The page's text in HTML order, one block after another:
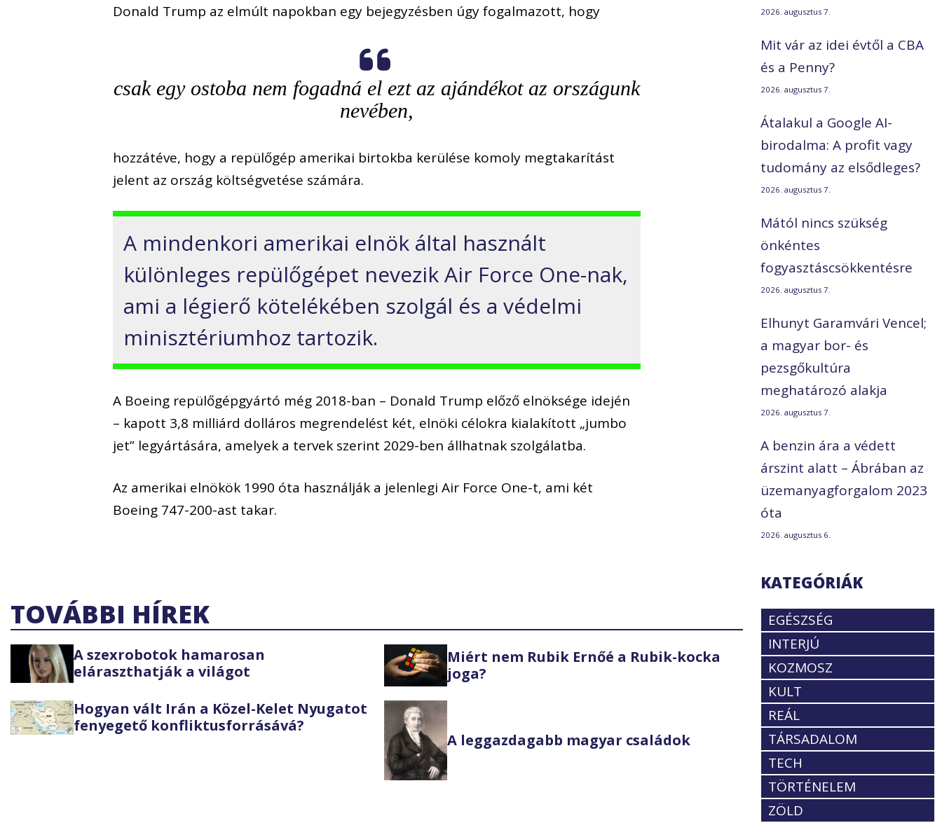
Donald Trump az elmúlt napokban egy bejegyzésben úgy fogalmazott, hogy
csak egy ostoba nem fogadná el ezt az ajándékot az országunk
nevében,
hozzátéve, hogy a repülőgép amerikai birtokba kerülése komoly megtakarítást
jelent az ország költségvetése számára.
A mindenkori amerikai elnök által használt
különleges repülőgépet nevezik Air Force One-nak,
ami a légierő kötelékében szolgál és a védelmi
minisztériumhoz tartozik.
A Boeing repülőgépgyártó még 2018-ban – Donald Trump előző elnöksége idején
– kapott 3,8 milliárd dolláros megrendelést két, elnöki célokra kialakított „jumbo
jet” legyártására, amelyek a tervek szerint 2029-ben állhatnak szolgálatba.
Az amerikai elnökök 1990 óta használják a jelenlegi Air Force One-t, ami két
Boeing 747-200-ast takar.
TOVÁBBI HÍREK
A szexrobotok hamarosan
eláraszthatják a világot
Miért nem Rubik Ernőé a Rubik-kocka
joga?
Hogyan vált Irán a Közel-Kelet Nyugatot
fenyegető konfliktusforrásává?
A leggazdagabb magyar családok
2026. augusztus 7.
Mit vár az idei évtől a CBA
és a Penny?
2026. augusztus 7.
Átalakul a Google AI-
birodalma: A profit vagy
tudomány az elsődleges?
2026. augusztus 7.
Mától nincs szükség
önkéntes
fogyasztáscsökkentésre
2026. augusztus 7.
Elhunyt Garamvári Vencel;
a magyar bor- és
pezsgőkultúra
meghatározó alakja
2026. augusztus 7.
A benzin ára a védett
árszint alatt – Ábrában az
üzemanyagforgalom 2023
óta
2026. augusztus 6.
KATEGÓRIÁK
EGÉSZSÉG
INTERJÚ
KOZMOSZ
KULT
REÁL
TÁRSADALOM
TECH
TÖRTÉNELEM
ZÖLD